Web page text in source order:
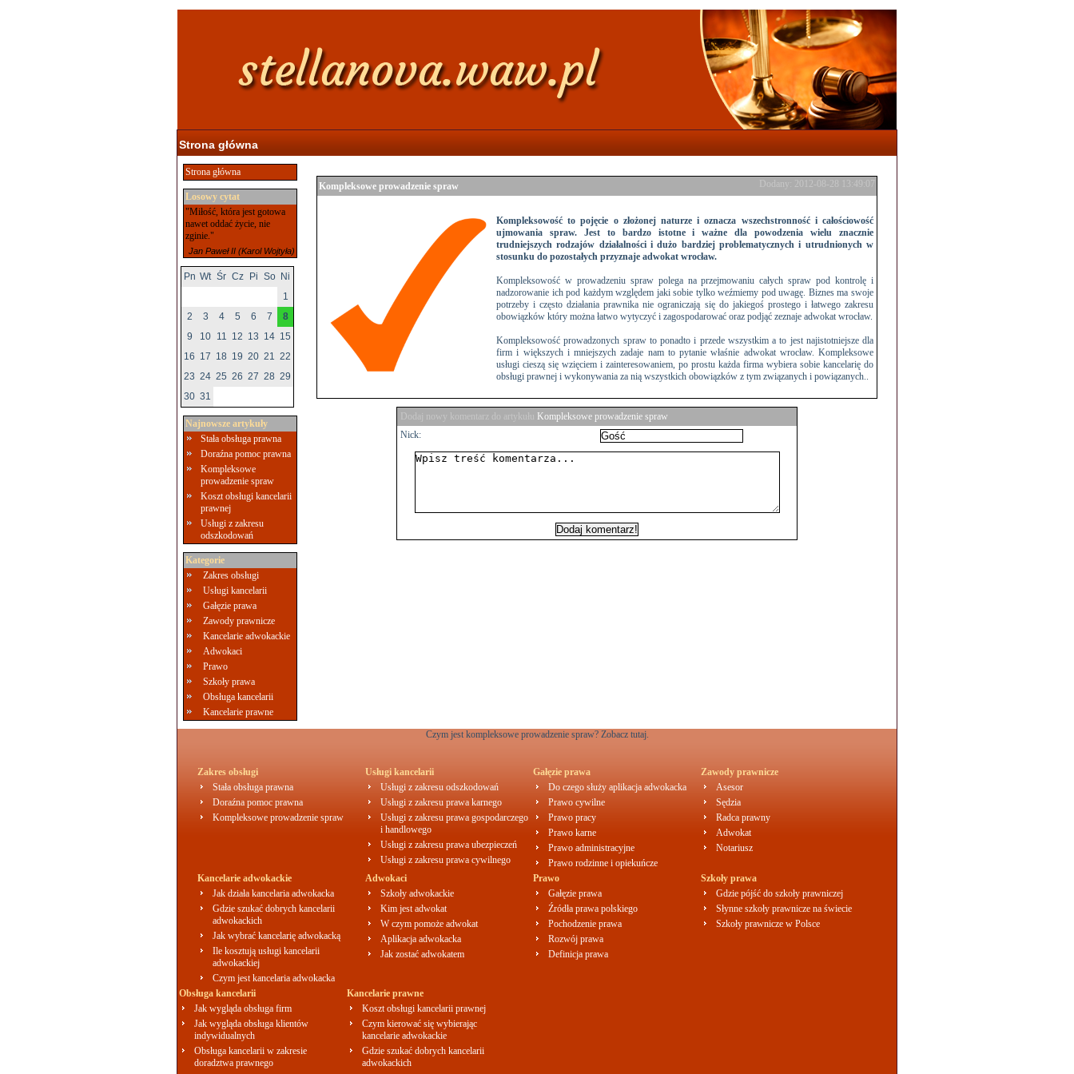
Strona główna
Strona główna
Losowy cytat
"Miłość, która jest gotowa
nawet oddać życie, nie
zginie."
Jan Paweł II (Karol Wojtyła)
Pn Wt Śr Cz Pi So
Ni
1
2
3 4 5 6 7
8
9
10 11 12 13 14 15
16 17 18 19 20 21 22
23 24 25 26 27 28 29
30 31
Najnowsze artykuły
Stała obsługa prawna
Doraźna pomoc prawna
Kompleksowe
prowadzenie spraw
Koszt obsługi kancelarii
prawnej
Usługi z zakresu
odszkodowań
Kategorie
Zakres obsługi
Usługi kancelarii
Gałęzie prawa
Zawody prawnicze
Kancelarie adwokackie
Adwokaci
Prawo
Szkoły prawa
Obsługa kancelarii
Kancelarie prawne
Kompleksowe prowadzenie spraw Dodany: 2012-08-28 13:49:07
Kompleksowość to pojęcie o złożonej naturze i oznacza wszechstronność i całościowość
ujmowania spraw. Jest to bardzo istotne i ważne dla powodzenia wielu znacznie
trudniejszych rodzajów działalności i dużo bardziej problematycznych i utrudnionych w
stosunku do pozostałych przyznaje adwokat wrocław.
Kompleksowość w prowadzeniu spraw polega na przejmowaniu całych spraw pod kontrolę i
nadzorowanie ich pod każdym względem jaki sobie tylko weźmiemy pod uwagę. Biznes ma swoje
potrzeby i często działania prawnika nie ograniczają się do jakiegoś prostego i łatwego zakresu
obowiązków który można łatwo wytyczyć i zagospodarować oraz podjąć zeznaje adwokat wrocław.
Kompleksowość prowadzonych spraw to ponadto i przede wszystkim a to jest najistotniejsze dla
firm i większych i mniejszych zadaje nam to pytanie właśnie adwokat wrocław. Kompleksowe
usługi cieszą się wzięciem i zainteresowaniem, po prostu każda firma wybiera sobie kancelarię do
obsługi prawnej i wykonywania za nią wszystkich obowiązków z tym związanych i powiązanych..
Dodaj nowy komentarz do artykułu Kompleksowe prowadzenie spraw
Nick:
Czym jest kompleksowe prowadzenie spraw? Zobacz tutaj.
Zakres obsługi
Stała obsługa prawna
Doraźna pomoc prawna
Kompleksowe prowadzenie spraw
Usługi kancelarii
Usługi z zakresu odszkodowań
Usługi z zakresu prawa karnego
Usługi z zakresu prawa gospodarczego
i handlowego
Usługi z zakresu prawa ubezpieczeń
Usługi z zakresu prawa cywilnego
Gałęzie prawa
Do czego służy aplikacja adwokacka
Prawo cywilne
Prawo pracy
Prawo karne
Prawo administracyjne
Prawo rodzinne i opiekuńcze
Zawody prawnicze
Asesor
Sędzia
Radca prawny
Adwokat
Notariusz
Kancelarie adwokackie
Jak działa kancelaria adwokacka
Gdzie szukać dobrych kancelarii
adwokackich
Jak wybrać kancelarię adwokacką
Ile kosztują usługi kancelarii
adwokackiej
Czym jest kancelaria adwokacka
Adwokaci
Szkoły adwokackie
Kim jest adwokat
W czym pomoże adwokat
Aplikacja adwokacka
Jak zostać adwokatem
Prawo
Gałęzie prawa
Źródła prawa polskiego
Pochodzenie prawa
Rozwój prawa
Definicja prawa
Szkoły prawa
Gdzie pójść do szkoły prawniczej
Słynne szkoły prawnicze na świecie
Szkoły prawnicze w Polsce
Obsługa kancelarii
Jak wygląda obsługa firm
Jak wygląda obsługa klientów
indywidualnych
Obsługa kancelarii w zakresie
doradztwa prawnego
Kancelarie prawne
Koszt obsługi kancelarii prawnej
Czym kierować się wybierając
kancelarie adwokackie
Gdzie szukać dobrych kancelarii
adwokackich